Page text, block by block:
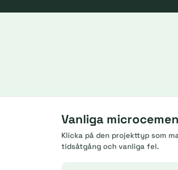
Vanliga
Klicka på den projekttyp som
tidsåtgång och vanliga fel.